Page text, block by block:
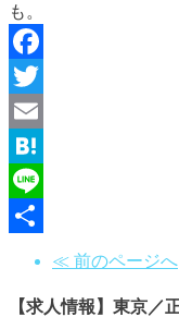
も。
Facebook
Twitter
Email
Hatena
Line
≪ 前のページへ
【求人情報】東京／